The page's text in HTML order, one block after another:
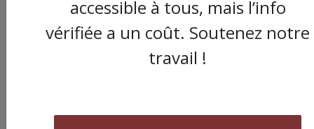
accessible à tous, mais l’info
vérifiée a un coût. Soutenez notre
travail !